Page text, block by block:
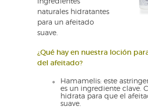
naturales hidratantes
para un afeitado
suave.
¿Qué hay en nuestra loción
del afeitado?
Hamamelis: este
es un ingrediente clave.
hidrata para que el
suave.